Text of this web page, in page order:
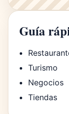
Guía
Turismo
Negocios
Tiendas